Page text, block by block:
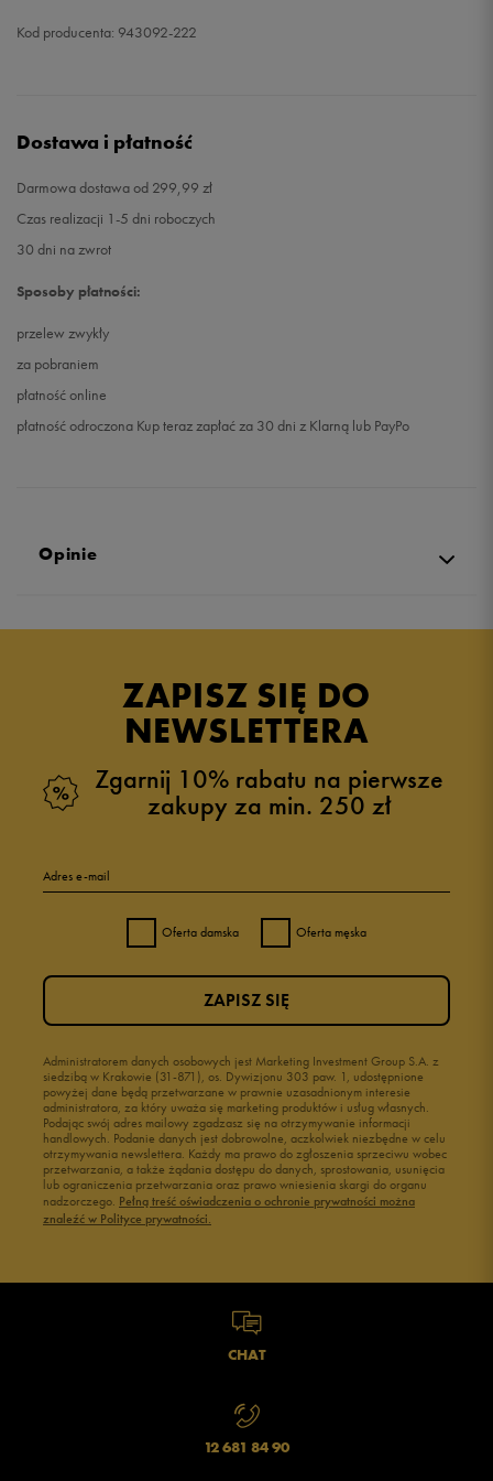
Kod producenta: 943092-222
Dostawa i płatność
Darmowa dostawa od 299,99 zł
Czas realizacji 1-5 dni roboczych
30 dni na zwrot
Sposoby płatności:
przelew zwykły
za pobraniem
płatność online
płatność odroczona Kup teraz zapłać za 30 dni z Klarną lub PayPo
Opinie
ZAPISZ SIĘ DO
NEWSLETTERA
Zgarnij 10% rabatu na pierwsze
zakupy za min. 250 zł
Adres e-mail
Oferta damska Oferta męska
Administratorem danych osobowych jest Marketing Investment Group S.A. z
siedzibą w Krakowie (31-871), os. Dywizjonu 303 paw. 1, udostępnione
powyżej dane będą przetwarzane w prawnie uzasadnionym interesie
administratora, za który uważa się marketing produktów i usług własnych.
Podając swój adres mailowy zgadzasz się na otrzymywanie informacji
handlowych. Podanie danych jest dobrowolne, aczkolwiek niezbędne w celu
otrzymywania newslettera. Każdy ma prawo do zgłoszenia sprzeciwu wobec
przetwarzania, a także żądania dostępu do danych, sprostowania, usunięcia
lub ograniczenia przetwarzania oraz prawo wniesienia skargi do organu
nadzorczego. Pełną treść oświadczenia o ochronie prywatności można
znaleźć w Polityce prywatności.
ZAPISZ SIĘ
CHAT
12 681 84 90